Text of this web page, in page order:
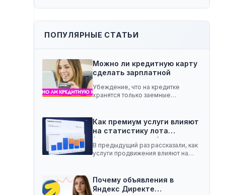
ПОПУЛЯРНЫЕ СТАТЬИ
Можно ли кредитную карту
сделать зарплатной
Убеждение, что на кредитке
хранятся только заемные
Как премиум услуги влияют
на статистику лота
(телеграм-канал)
В предыдущий раз рассказали, как
услуги продвижения влияют на
Почему объявления в
Яндекс Директе